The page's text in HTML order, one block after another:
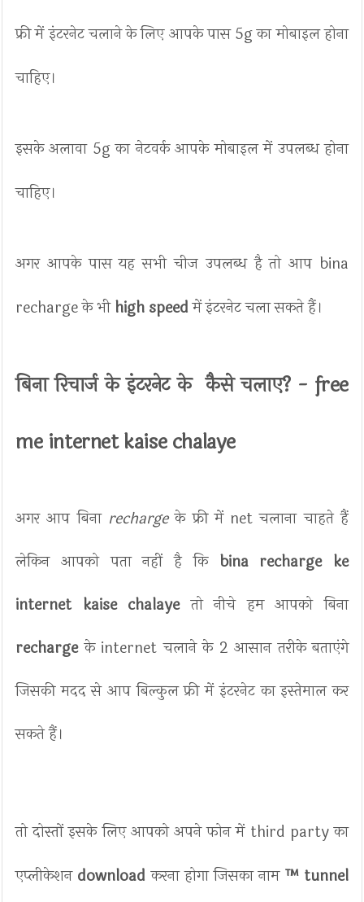
फ्री में इंटरनेट चलाने के लिए आपके पास 5g का मोबाइल होना
चाहिए।
इसके अलावा 5g का नेटवर्क आपके मोबाइल में उपलब्ध होना
चाहिए।
अगर आपके पास यह सभी चीज उपलब्ध है तो आप bina
recharge के भीhigh speedमें इंटरनेट चला सकते हैं।
बिना रिचार्ज के इंटरनेट के कैसे चलाए? - free
me internet kaise chalaye
अगर आप बिना rechargeके फ्री में net चलाना चाहते हैं
लेकिन आपको पता नहीं है कि bina recharge ke
internet kaise chalayeतो नीचे हम आपको बिना
rechargeके internet चलाने के 2 आसान तरीके बताएंगे
जिसकी मदद से आप बिल्कुल फ्री में इंटरनेट का इस्तेमाल कर
सकते हैं।
तो दोस्तों इसके लिए आपको अपने फोन में third party का
एप्लीकेशन download करना होगा जिसका नाम ™ tunnel